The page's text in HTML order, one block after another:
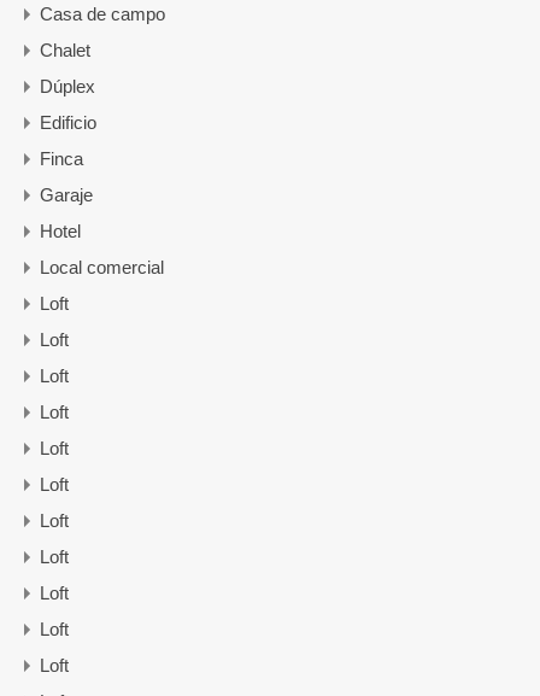
Casa de campo
Chalet
Dúplex
Edificio
Finca
Garaje
Hotel
Local comercial
Loft
Loft
Loft
Loft
Loft
Loft
Loft
Loft
Loft
Loft
Loft